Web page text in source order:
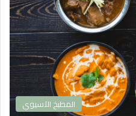
المطبخ الآسيوي